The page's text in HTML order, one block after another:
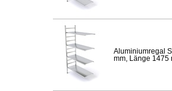
Aluminiumregal
mm, Länge 1475